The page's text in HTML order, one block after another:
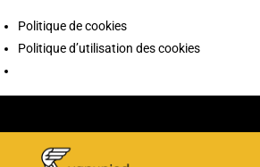
Politique de cookies
Politique d’utilisation des cookies